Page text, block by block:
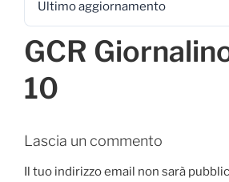
Ultimo aggiornamento
GCR
10
Lascia un commento
Il tuo indirizzo email non sarà